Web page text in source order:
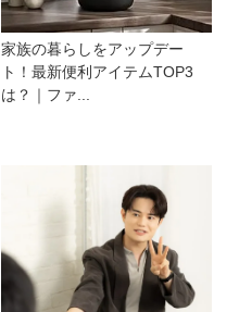
家族の暮らしをアップデー
ト！最新便利アイテムTOP3
は？｜ファ...